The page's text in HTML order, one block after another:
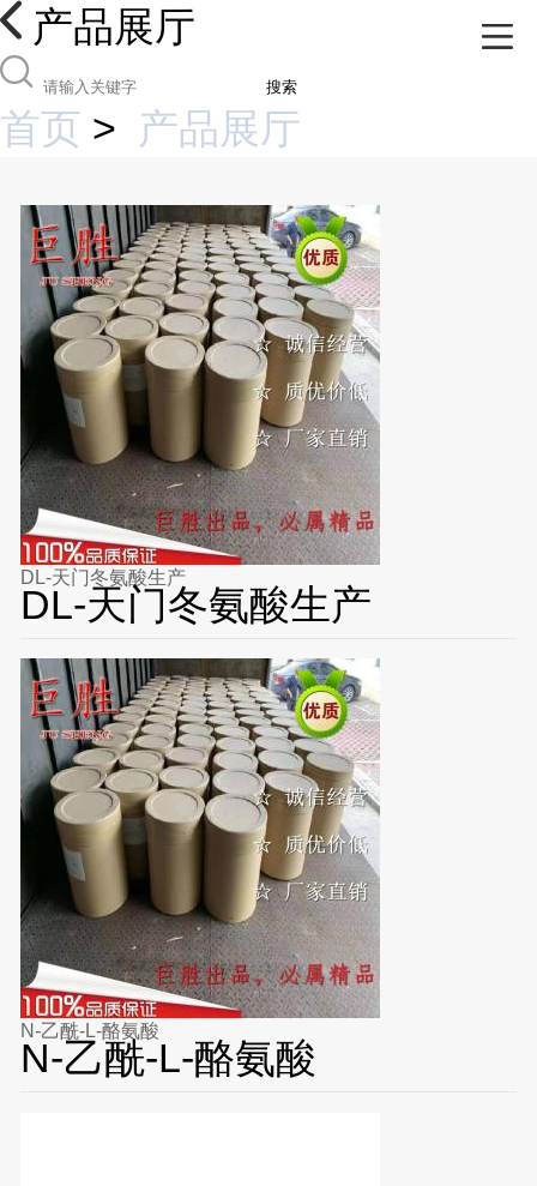
产品展厅
搜索
首页 > 产品展厅
DL-天门冬氨酸生产
DL-天门冬氨酸生产
N-乙酰-L-酪氨酸
N-乙酰-L-酪氨酸